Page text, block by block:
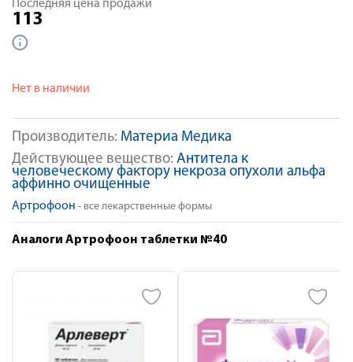
Производитель: Материа Медика
Действующее вещество: Антитела к
человеческому фактору некроза опухоли альфа
аффинно очищенные
Артрофоон - все лекарственные формы
Последняя цена продажи
113
Нет в наличии
Аналоги Артрофоон таблетки №40